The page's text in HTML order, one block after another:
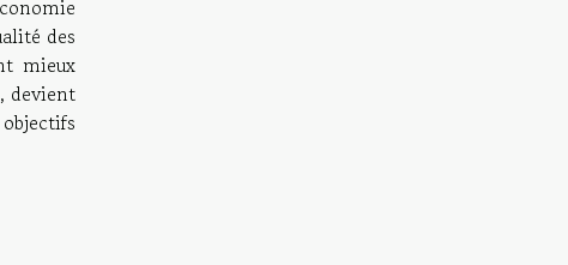
des
mieux
devient